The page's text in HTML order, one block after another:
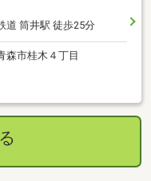
道 筒井駅 徒歩25分
森市桂木４丁目